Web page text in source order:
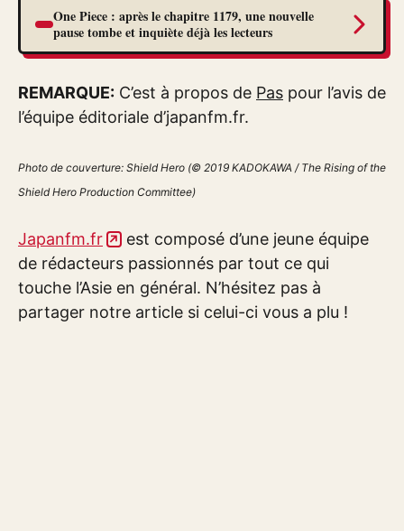
One Piece : après le chapitre 1179, une nouvelle
pause tombe et inquiète déjà les lecteurs
REMARQUE: C’est à propos de Pas pour l’avis de
l’équipe éditoriale d’japanfm.fr.
Photo de couverture: Shield Hero (© 2019 KADOKAWA / The Rising of the
Shield Hero Production Committee)
Japanfm.fr
est composé d’une jeune équipe
de rédacteurs passionnés par tout ce qui
touche l’Asie en général. N’hésitez pas à
partager notre article si celui-ci vous a plu !